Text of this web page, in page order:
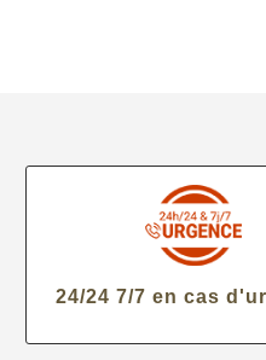
24/24 7/7 en cas